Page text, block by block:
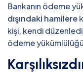
Bankanın ödeme
dışındaki hamilere
kişi, kendi
ödeme